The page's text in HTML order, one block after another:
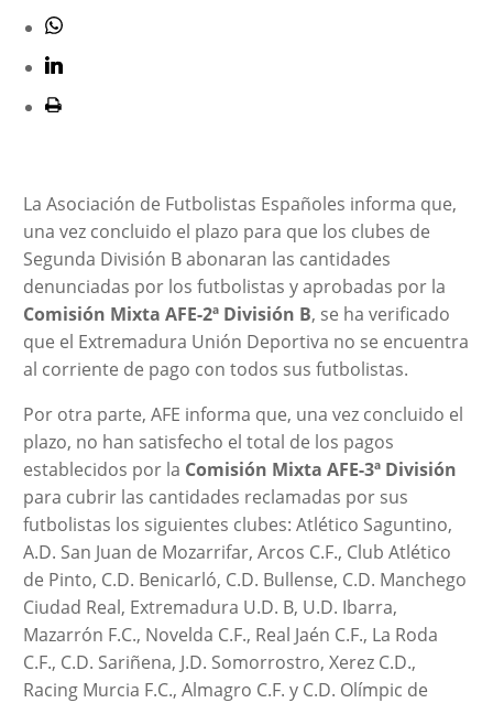
La Asociación de Futbolistas Españoles informa que,
una vez concluido el plazo para que los clubes de
Segunda División B abonaran las cantidades
denunciadas por los futbolistas y aprobadas por la
Comisión Mixta AFE-2ª División B, se ha verificado
que el Extremadura Unión Deportiva no se encuentra
al corriente de pago con todos sus futbolistas.
Por otra parte, AFE informa que, una vez concluido el
plazo, no han satisfecho el total de los pagos
establecidos por la Comisión Mixta AFE-3ª División
para cubrir las cantidades reclamadas por sus
futbolistas los siguientes clubes: Atlético Saguntino,
A.D. San Juan de Mozarrifar, Arcos C.F., Club Atlético
de Pinto, C.D. Benicarló, C.D. Bullense, C.D. Manchego
Ciudad Real, Extremadura U.D. B, U.D. Ibarra,
Mazarrón F.C., Novelda C.F., Real Jaén C.F., La Roda
C.F., C.D. Sariñena, J.D. Somorrostro, Xerez C.D.,
Racing Murcia F.C., Almagro C.F. y C.D. Olímpic de